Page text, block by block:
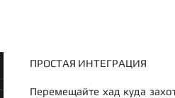
ПРОСТАЯ ИНТЕГРАЦИЯ
Перемещайте хад куда